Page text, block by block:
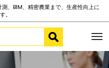
、BIM、精密農業まで、生産性向上に
。